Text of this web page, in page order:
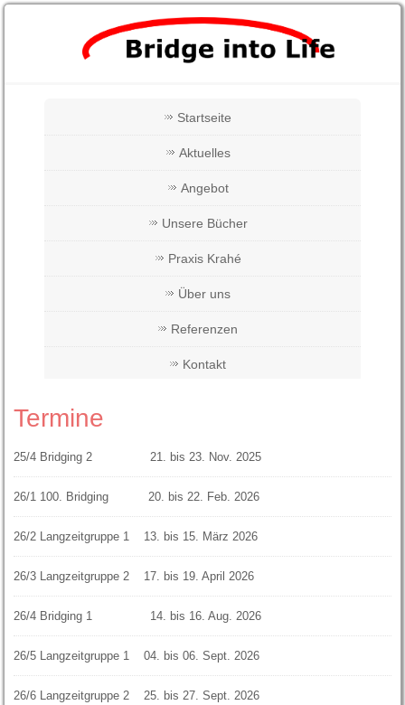
Startseite
Aktuelles
Angebot
Unsere Bücher
Praxis Krahé
Über uns
Referenzen
Kontakt
Termine
25/4 Bridging 2 21. bis 23. Nov. 2025
26/1 100. Bridging 20. bis 22. Feb. 2026
26/2 Langzeitgruppe 1 13. bis 15. März 2026
26/3 Langzeitgruppe 2 17. bis 19. April 2026
26/4 Bridging 1 14. bis 16. Aug. 2026
26/5 Langzeitgruppe 1 04. bis 06. Sept. 2026
26/6 Langzeitgruppe 2 25. bis 27. Sept. 2026